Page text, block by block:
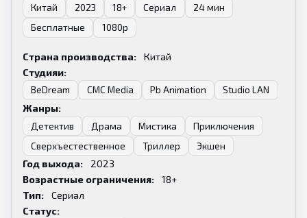
Китай 2023 18+ Сериал
24 мин
Бесплатные
1080p
Страна производства:
Китай
Студияи:
BeDream
CMC Media Pb Animation
Studio LAN
Жанры:
Детектив
Драма Мистика
Приключения
Сверхъестественное
Триллер
Экшен
Год выхода:
2023
Возрастные ограничения:
18+
Тип:
Сериал
Статус: